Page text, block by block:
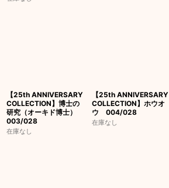
【25th ANNIVERSARY
COLLECTION】博士の
研究（オーキド博士）
003/028
在庫なし
【25th ANNIVERSARY
COLLECTION】ホウオ
ウ 004/028
在庫なし